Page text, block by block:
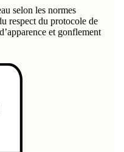
selon les normes
respect du protocole de
et gonflement